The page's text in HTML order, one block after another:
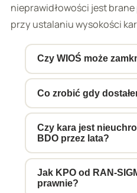
nieprawidłowości jest
przy ustalaniu wysokości
Czy WIOŚ może
Tak. Na podstawie
Ochrony Środowiska,
decyzję o
lub maszyn, jeśli
działalności bez
Decyzja może być
Co zrobić gdy
Nie ignoruj wezwania
krok. Skontaktuj się z
ds. ochrony
nie masz BDO — złóż
natychmiast.
Czy kara jest
BDO przez lata?
Nie ma gwarancji
wysokość zależy od
Jak KPO od RAN-
prawnie?